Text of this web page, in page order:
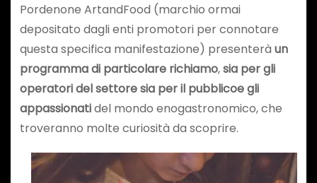
Pordenone ArtandFood (marchio ormai
depositato dagli enti promotori per connotare
questa specifica manifestazione) presenterà un
programma di particolare richiamo,sia per gli
operatori del settore sia per il pubblicoe gli
appassionatidel mondo enogastronomico, che
troveranno molte curiosità da scoprire.